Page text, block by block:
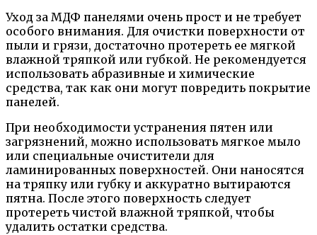
Уход за МДФ панелями очень прост и не требует
особого внимания. Для очистки поверхности от
пыли и грязи, достаточно протереть ее мягкой
влажной тряпкой или губкой. Не рекомендуется
использовать абразивные и химические
средства, так как они могут повредить покрытие
панелей.
При необходимости устранения пятен или
загрязнений, можно использовать мягкое мыло
или специальные очистители для
ламинированных поверхностей. Они наносятся
на тряпку или губку и аккуратно вытираются
пятна. После этого поверхность следует
протереть чистой влажной тряпкой, чтобы
удалить остатки средства.